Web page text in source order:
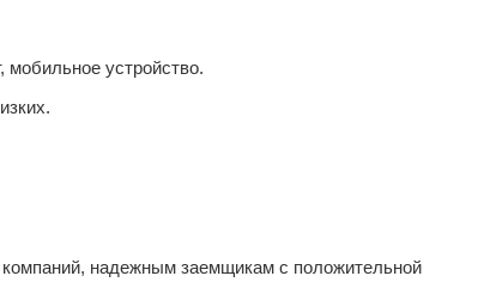
мобильное устройство.
надежным заемщикам с положительной